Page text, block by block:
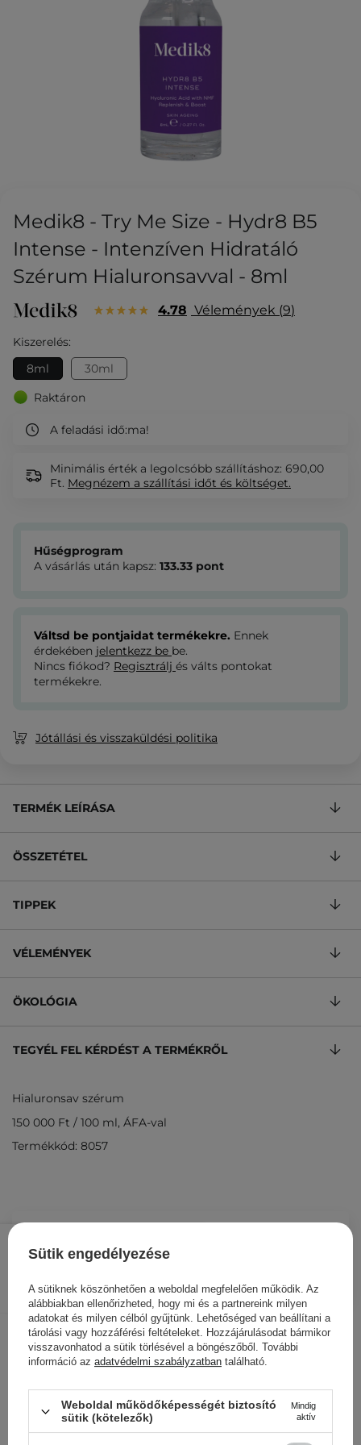
Medik8 - Try Me Size - Hydr8 B5
Intense - Intenzíven Hidratáló
Szérum Hialuronsavval - 8ml
4.78 Vélemények 9
Kiszerelés:
8ml
30ml
Raktáron
A feladási idő:ma!
Minimális érték a legolcsóbb szállításhoz: 690,00
Ft. Megnézem a szállítási időt és költséget.
Hűségprogram
A vásárlás után kapsz: 133.33 pont
Váltsd be pontjaidat termékekre. Ennek
érdekében jelentkezz be be.
Nincs fiókod? Regisztrálj és válts pontokat
termékekre.
Jótállási és visszaküldési politika
TERMÉK LEÍRÁSA
ÖSSZETÉTEL
TIPPEK
VÉLEMÉNYEK
ÖKOLÓGIA
TEGYÉL FEL KÉRDÉST A TERMÉKRŐL
Hialuronsav szérum
150 000 Ft / 100 ml, ÁFA-val
Termékkód: 8057
Más ügyfeleink ezeket is
nézegették
Sütik engedélyezése
A sütiknek köszönhetően a weboldal megfelelően működik. Az
alábbiakban ellenőrizheted, hogy mi és a partnereink milyen
adatokat és milyen célból gyűjtünk. Lehetőséged van beállítani a
tárolási vagy hozzáférési feltételeket. Hozzájárulásodat bármikor
visszavonhatod a sütik törlésével a böngészőből. További
információ az adatvédelmi szabályzatban található.
Weboldal működőképességét biztosító
sütik (kötelezők)
Mindig
aktív